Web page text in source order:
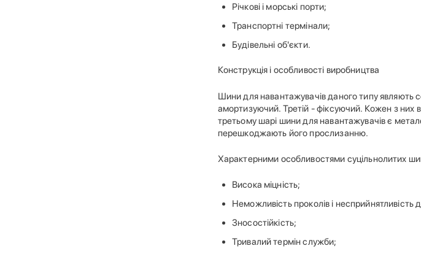
Річкові і морські порти;
Транспортні термінали;
Будівельні об'єкти.
Конструкція і особливості виробництва
Шини для навантажувачів даного типу
амортизуючий. Третій - фіксуючий. Кожен з них
третьому шарі шини для навантажувачів є
перешкоджають його прослизанню.
Характерними особливостями суцільнолитих
Висока міцність;
Неможливість проколів і
Зносостійкість;
Тривалий термін служби;